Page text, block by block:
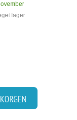
lager